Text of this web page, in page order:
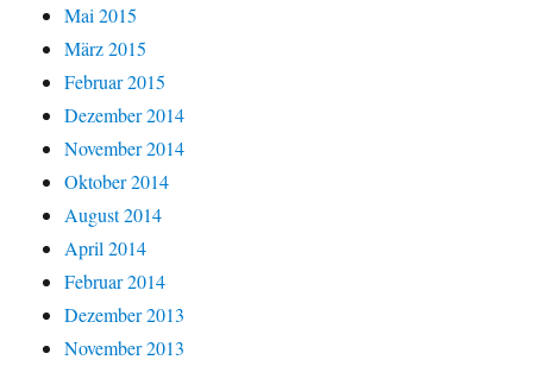
Mai 2015
März 2015
Februar 2015
Dezember 2014
November 2014
Oktober 2014
August 2014
April 2014
Februar 2014
Dezember 2013
November 2013